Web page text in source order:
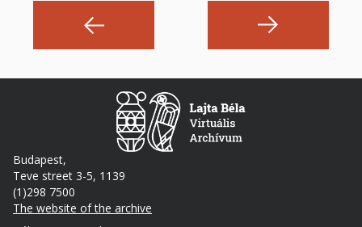
Budapest,
Teve street 3-5, 1139
(1)298 7500
The website of the archive